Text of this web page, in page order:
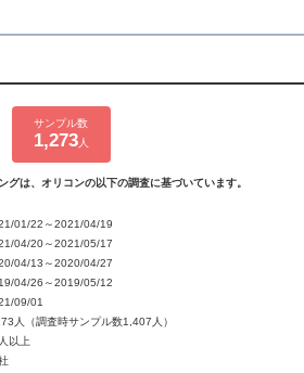
サンプル数
1,273人
グは、オリコンの以下の調査に基づいています。
01/22～2021/04/19
04/20～2021/05/17
04/13～2020/04/27
04/26～2019/05/12
09/01
人（調査時サンプル数1,407人）
以上